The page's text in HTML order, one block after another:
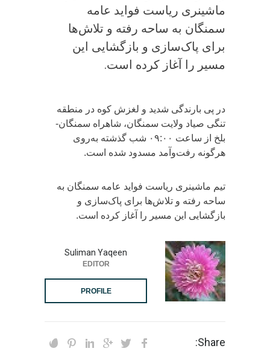
ماشینری ریاست فواید عامه
سمنگان به ساحه رفته و تلاش‌ها
برای پاک‌سازی و بازگشایی این
مسیر را آغاز کرده است.
در پی بارندگی‌ شدید و لغزش کوه در منطقه
تنگی صیاد ولایت سمنگان، شاهراه سمنگان-
بلخ از ساعت ۰۹:۰۰ شب گذشته به‌روی
هرگونه رفت‌وآمد مسدود شده است.
تیم ماشینری ریاست فواید عامه سمنگان به
ساحه رفته و تلاش‌ها برای پاک‌سازی و
بازگشایی این مسیر را آغاز کرده است.
Suliman Yaqeen
EDITOR
PROFILE
Share: